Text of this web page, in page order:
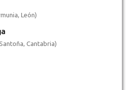
León)
Cantabria)